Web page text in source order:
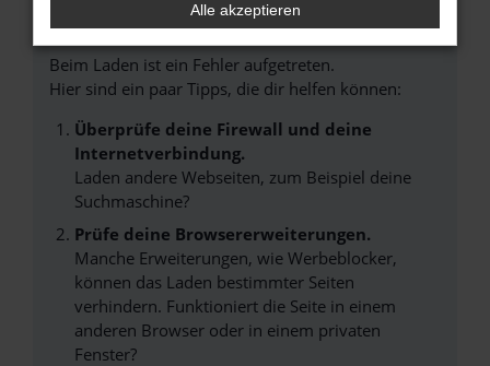
FEHLER: NETWORK ERROR
Beim Laden ist ein Fehler aufgetreten.
Hier sind ein paar Tipps, die dir helfen können:
Überprüfe deine Firewall und deine
Internetverbindung.
Laden andere Webseiten, zum Beispiel deine
Suchmaschine?
Prüfe deine Browsererweiterungen.
Manche Erweiterungen, wie Werbeblocker,
können das Laden bestimmter Seiten
verhindern. Funktioniert die Seite in einem
anderen Browser oder in einem privaten
Fenster?
Alle akzeptieren